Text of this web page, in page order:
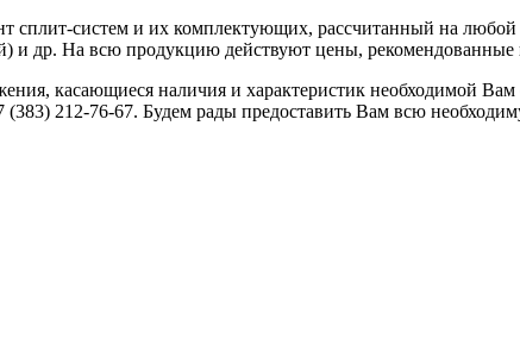
сплит-систем и их комплектующих, рассчитанный на
и др. На всю продукцию действуют цены, рекомендованные
касающиеся наличия и характеристик необходимой
(383) 212-76-67. Будем рады предоставить Вам всю